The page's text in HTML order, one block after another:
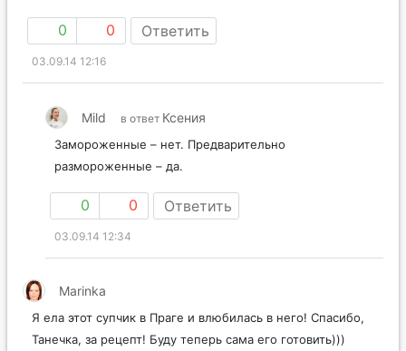
0 0 Ответить
03.09.14 12:16
Mild в ответ Ксения
Замороженные – нет. Предварительно
размороженные – да.
0 0 Ответить
03.09.14 12:34
Marinka
Я ела этот супчик в Праге и влюбилась в него! Спасибо,
Танечка, за рецепт! Буду теперь сама его готовить)))